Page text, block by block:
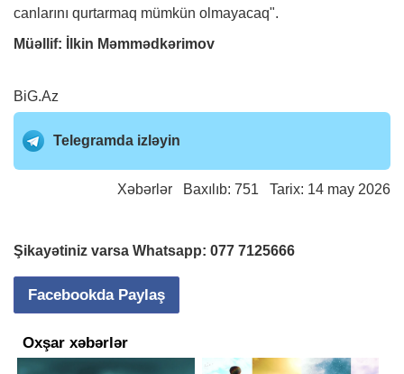
canlarını qurtarmaq mümkün olmayacaq".
Müəllif: İlkin Məmmədkərimov
BiG.Az
Telegramda izləyin
Xəbərlər Baxılıb: 751 Tarix: 14 may 2026
Şikayətiniz varsa Whatsapp: 077 7125666
Facebookda Paylaş
Oxşar xəbərlər